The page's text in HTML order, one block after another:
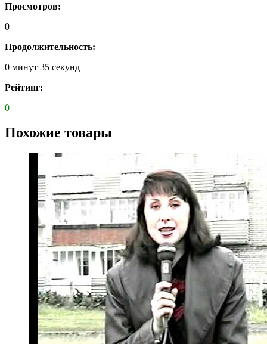
Просмотров:
0
Продолжительность:
0 минут 35 секунд
Рейтинг:
0
Похожие товары